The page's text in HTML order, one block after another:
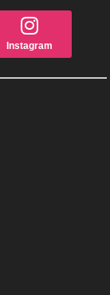
Instagram